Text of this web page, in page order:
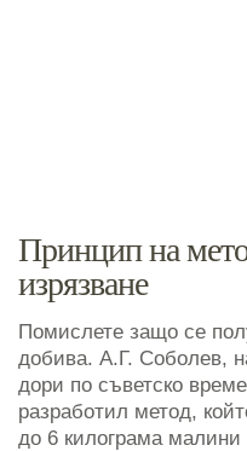
Принцип на
изрязване
Помислете защо се
добива. А.Г. Соболев,
дори по съветско
разработил метод,
до 6 килограма